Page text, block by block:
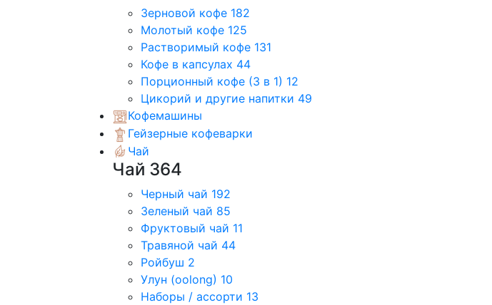
Зерновой кофе 182
Молотый кофе 125
Растворимый кофе 131
Кофе в капсулах 44
Порционный кофе (3 в 1) 12
Цикорий и другие напитки 49
Кофемашины
Гейзерные кофеварки
Чай
Чай 364
Черный чай 192
Зеленый чай 85
Фруктовый чай 11
Травяной чай 44
Ройбуш 2
Улун (oolong) 10
Наборы / ассорти 13